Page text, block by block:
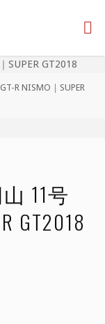
R NISMO｜SUPER
11号
GT2018